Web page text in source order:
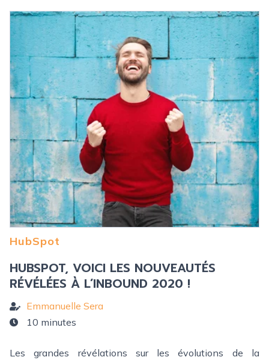
HubSpot
HUBSPOT, VOICI LES NOUVEAUTÉS
RÉVÉLÉES À L’INBOUND 2020 !
Emmanuelle Sera
10 minutes
Les grandes révélations sur les évolutions de la